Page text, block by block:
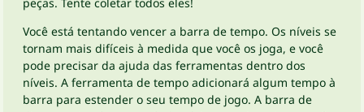
Você está tentando vencer a barra de tempo. Os níveis se
tornam mais difíceis à medida que você os joga, e você
pode precisar da ajuda das ferramentas dentro dos
níveis. A ferramenta de tempo adicionará algum tempo à
barra para estender o seu tempo de jogo. A barra de